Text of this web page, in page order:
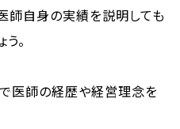
師自身の実績を説明しても
。
医師の経歴や経営理念を